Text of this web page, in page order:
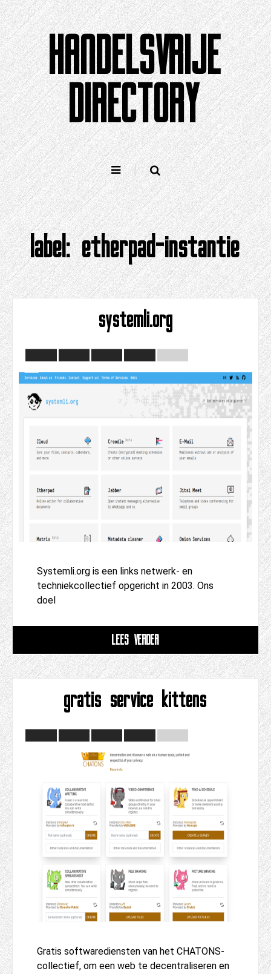
Doorgaan
naar
artikel
HANDELSVRIJE
DIRECTORY
label:etherpad-instantie
systemli.org
Systemli.org is een links netwerk- en
techniekcollectief opgericht in 2003. Ons
doel
LEES VERDER
gratis service kittens
Gratis softwarediensten van het CHATONS-
collectief, om een ​​web te decentraliseren en